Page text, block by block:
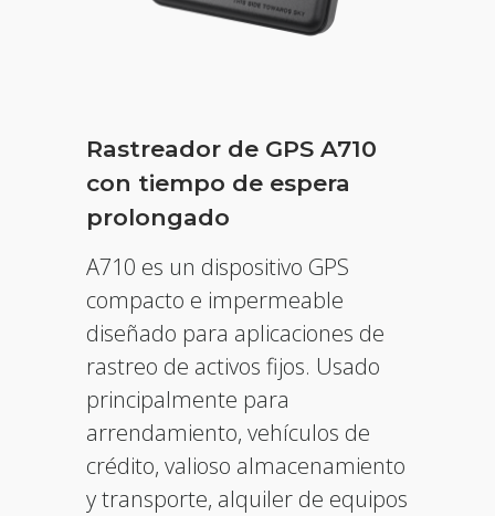
Rastreador de GPS A710
con tiempo de espera
prolongado
A710 es un dispositivo GPS
compacto e impermeable
diseñado para aplicaciones de
rastreo de activos fijos. Usado
principalmente para
arrendamiento, vehículos de
crédito, valioso almacenamiento
y transporte, alquiler de equipos